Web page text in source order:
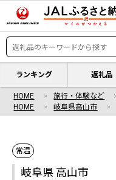
ランキング 返礼品
HOME 旅行・体験など
HOME
岐阜県高山市
常温
岐阜県 高山市